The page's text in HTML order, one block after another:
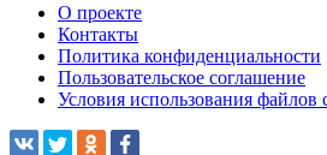
О проекте
Контакты
Политика конфиденциальности
Пользовательское соглашение
Условия использования файлов